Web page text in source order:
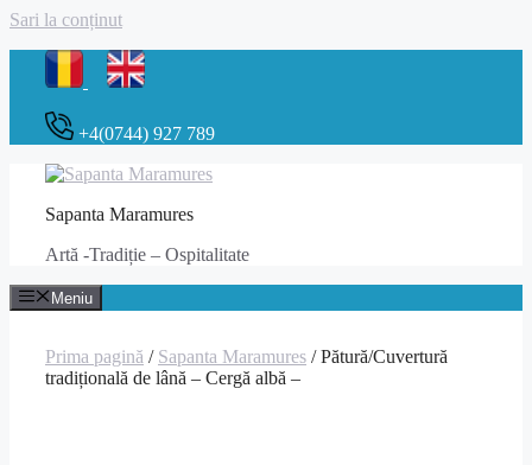
Sari la conținut
+4(0744) 927 789
Sapanta Maramures
Artă -Tradiție – Ospitalitate
Meniu
Prima pagină / Sapanta Maramures / Pătură/Cuvertură
tradițională de lână – Cergă albă –